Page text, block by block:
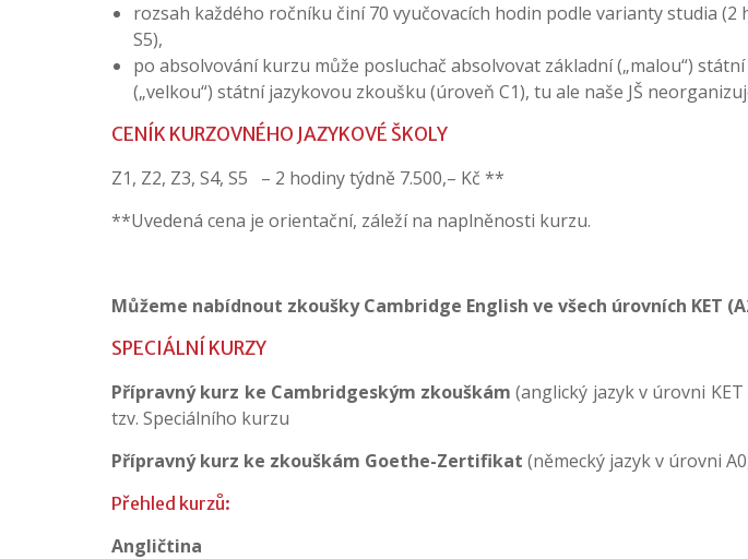
rozsah každého ročníku činí 70 vyučovacích hodin podle varianty studia
S5),
po absolvování kurzu může posluchač absolvovat základní („malou“)
(„velkou“) státní jazykovou zkoušku (úroveň C1), tu ale naše JŠ
CENÍK KURZOVNÉHO JAZYKOVÉ ŠKOLY
Z1, Z2, Z3, S4, S5 – 2 hodiny týdně 7.500,– Kč **
**Uvedená cena je orientační, záleží na naplněnosti kurzu.
Můžeme nabídnout zkoušky Cambridge English ve všech úrovních KET
SPECIÁLNÍ KURZY
Přípravný kurz ke Cambridgeským zkouškám (anglický jazyk v úrovni KET
tzv. Speciálního kurzu
Přípravný kurz ke zkouškám Goethe-Zertifikat (německý jazyk v úrovni
Přehled kurzů:
Angličtina